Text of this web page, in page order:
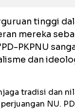
tinggi
mereka
PD-PKPNU
dan
tradisi dan
NU.